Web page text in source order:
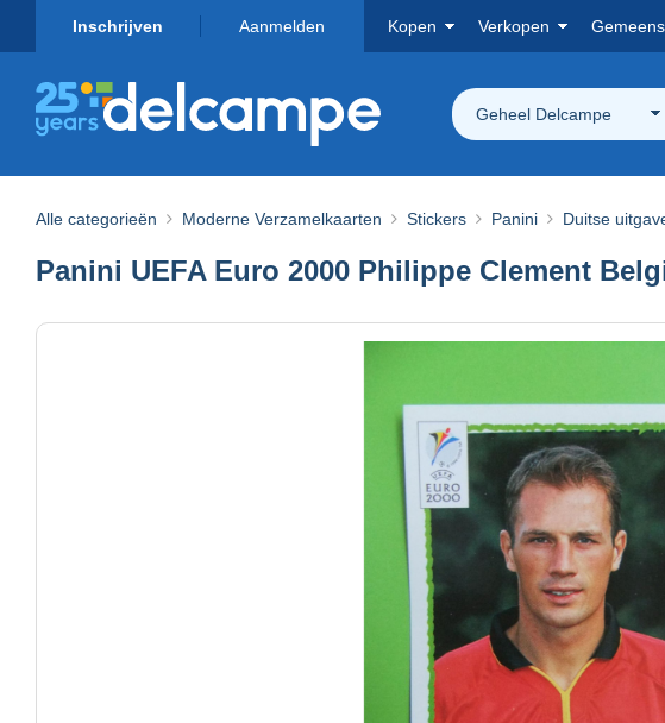
Inschrijven Aanmelden Kopen Verkopen
Geheel Delcampe
Alle categorieën Moderne Verzamelkaarten Stickers Panini Duitse
Panini UEFA Euro 2000 Philippe Clement